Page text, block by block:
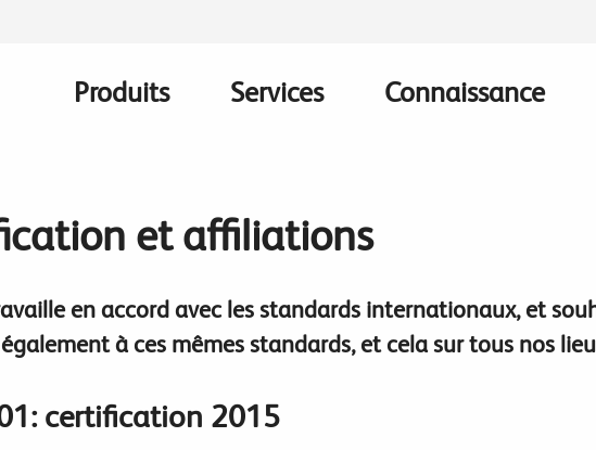
Main
Produits Services Connaissance
et affiliations
en accord avec les standards internationaux, et
à ces mêmes standards, et cela sur tous nos
certification 2015